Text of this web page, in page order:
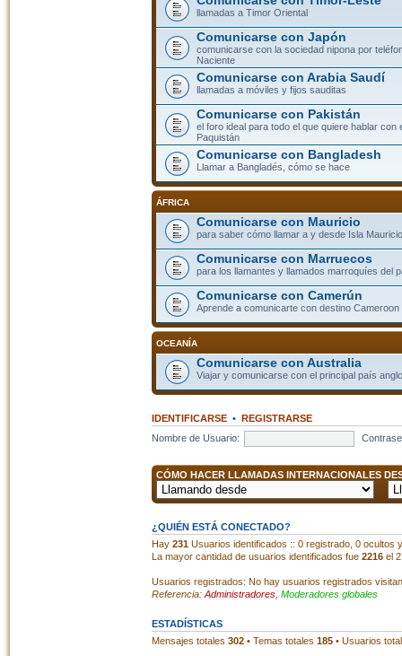
llamadas a Timor Oriental
Comunicarse con Japón
comunicarse con la sociedad nipona por
Naciente
Comunicarse con Arabia Saudí
llamadas a móviles y fijos sauditas
Comunicarse con Pakistán
el foro ideal para todo el que quiere hablar con
Paquistán
Comunicarse con Bangladesh
Llamar a Bangladés, cómo se hace
ÁFRICA
Comunicarse con Mauricio
para saber cómo llamar a y desde Isla
Comunicarse con Marruecos
para los llamantes y llamados marroquíes del
Comunicarse con Camerún
Aprende a comunicarte con destino Cameroon
OCEANÍA
Comunicarse con Australia
Viajar y comunicarse con el principal país
IDENTIFICARSE• REGISTRARSE
Nombre de Usuario:
CÓMO HACER LLAMADAS INTERNACIONALES
¿QUIÉN ESTÁ CONECTADO?
Hay 231Usuarios identificados :: 0 registrado, 0 ocultos
La mayor cantidad de usuarios identificados fue 2216el
Usuarios registrados: No hay usuarios registrados
Referencia: Administradores, Moderadores globales
ESTADÍSTICAS
Mensajes totales 302• Temas totales 185• Usuarios